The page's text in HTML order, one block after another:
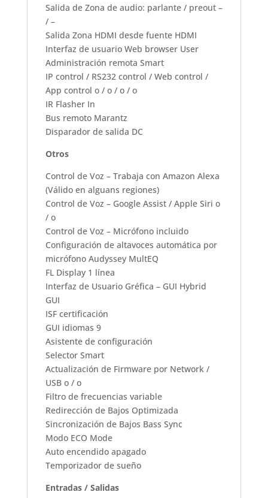
Salida de Zona de audio: parlante / preout –
/ –
Salida Zona HDMI desde fuente HDMI
Interfaz de usuario Web browser User
Administración remota Smart
IP control / RS232 control / Web control /
App control o / o / o / o
IR Flasher In
Bus remoto Marantz
Disparador de salida DC
Otros
Control de Voz – Trabaja con Amazon Alexa
(Válido en alguans regiones)
Control de Voz – Google Assist / Apple Siri o
/ o
Control de Voz – Micrófono incluido
Configuración de altavoces automática por
micrófono Audyssey MultEQ
FL Display 1 línea
Interfaz de Usuario Gréfica – GUI Hybrid
GUI
ISF certificación
GUI idiomas 9
Asistente de configuración
Selector Smart
Actualización de Firmware por Network /
USB o / o
Filtro de frecuencias variable
Redirección de Bajos Optimizada
Sincronización de Bajos Bass Sync
Modo ECO Mode
Auto encendido apagado
Temporizador de sueño
Entradas / Salidas